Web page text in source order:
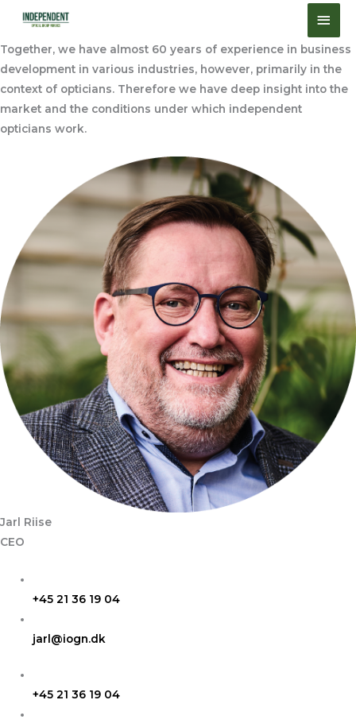
content
content
Main
Contact
THE TEAM
Together, we have almost 60 years of experience in business
development in various industries, however, primarily in the
context of opticians. Therefore we have deep insight into the
market and the conditions under which independent
opticians work.
Jarl Riise
CEO
+45 21 36 19 04
jarl@iogn.dk
+45 21 36 19 04